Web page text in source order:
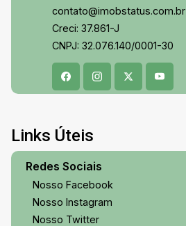
contato@imobstatus.com.br
Creci: 37.861-J
CNPJ: 32.076.140/0001-30
Links Úteis
Redes Sociais
Nosso Facebook
Nosso Instagram
Nosso Twitter